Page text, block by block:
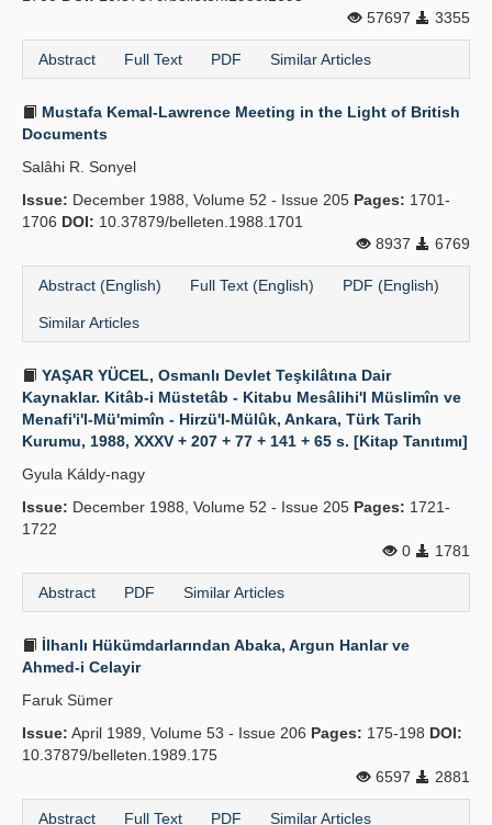
57697
3355
Abstract Full Text PDF Similar Articles
Mustafa Kemal-Lawrence Meeting in the Light of British
Documents
Salâhi R. Sonyel
Issue: December 1988, Volume 52 - Issue 205 Pages: 1701-
1706 DOI: 10.37879/belleten.1988.1701
8937
6769
Abstract (English) Full Text (English) PDF (English)
Similar Articles
YAŞAR YÜCEL, Osmanlı Devlet Teşkilâtına Dair
Kaynaklar. Kitâb-i Müstetâb - Kitabu Mesâlihi'l Müslimîn ve
Menafi'i'l-Mü'mimîn - Hirzü'l-Mülûk, Ankara, Türk Tarih
Kurumu, 1988, XXXV + 207 + 77 + 141 + 65 s. [Kitap Tanıtımı]
Gyula Káldy-nagy
Issue: December 1988, Volume 52 - Issue 205 Pages: 1721-
1722
0
1781
Abstract PDF Similar Articles
İlhanlı Hükümdarlarından Abaka, Argun Hanlar ve
Ahmed-i Celayir
Faruk Sümer
Issue: April 1989, Volume 53 - Issue 206 Pages: 175-198 DOI:
10.37879/belleten.1989.175
6597
2881
Abstract Full Text PDF Similar Articles